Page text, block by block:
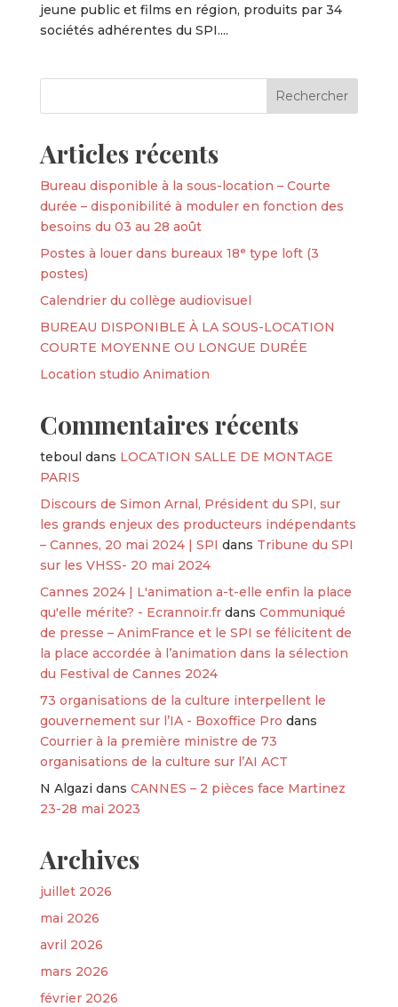
jeune public et films en région, produits par 34
sociétés adhérentes du SPI....
Articles récents
Bureau disponible à la sous-location – Courte
durée – disponibilité à moduler en fonction des
besoins du 03 au 28 août
Postes à louer dans bureaux 18ᵉ type loft (3
postes)
Calendrier du collège audiovisuel
BUREAU DISPONIBLE À LA SOUS-LOCATION
COURTE MOYENNE OU LONGUE DURÉE
Location studio Animation
Commentaires récents
teboul dans LOCATION SALLE DE MONTAGE
PARIS
Discours de Simon Arnal, Président du SPI, sur
les grands enjeux des producteurs indépendants
– Cannes, 20 mai 2024 | SPI dans Tribune du SPI
sur les VHSS- 20 mai 2024
Cannes 2024 | L'animation a-t-elle enfin la place
qu'elle mérite? - Ecrannoir.frdans Communiqué
de presse – AnimFrance et le SPI se félicitent de
la place accordée à l’animation dans la sélection
du Festival de Cannes 2024
73 organisations de la culture interpellent le
gouvernement sur l’IA - Boxoffice Pro dans
Courrier à la première ministre de 73
organisations de la culture sur l’AI ACT
N Algazi dans CANNES – 2 pièces face Martinez
23-28 mai 2023
Archives
juillet 2026
mai 2026
avril 2026
mars 2026
février 2026